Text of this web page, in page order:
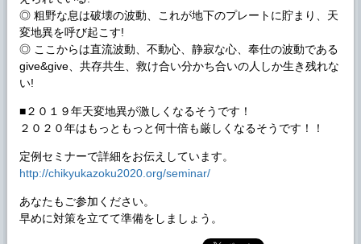
◎ 粗野な息は破壊の波動、これが地下のプレートに貯まり、天
変地異を呼び起こす!
◎ ここからは直流波動、不動心、静寂な心、奉仕の波動である
give&give、共存共生、救け合い分かち合いの人しか生き残れな
い!
■２０１９年天変地異が激しくなるそうです！
２０２０年はもっともっと何十倍も厳しくなるそうです！！
定例セミナーで詳細をお伝えしています。
http://chikyukazoku2020.org/seminar/
あなたもご参加ください。
早めに対策を立てて準備をしましょう。